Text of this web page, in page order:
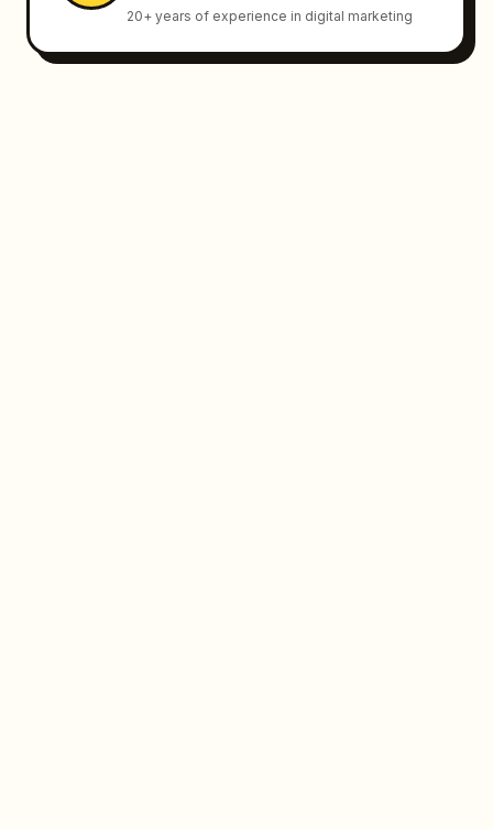
20+ years of experience in digital marketing